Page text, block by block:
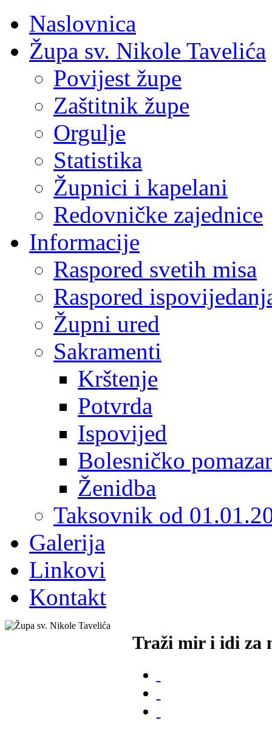
Naslovnica
Župa sv. Nikole Tavelića
Povijest župe
Zaštitnik župe
Orgulje
Statistika
Župnici i kapelani
Redovničke zajednice
Informacije
Raspored svetih misa
Raspored
Župni ured
Sakramenti
Krštenje
Potvrda
Ispovijed
Bolesničko
Ženidba
Taksovnik od
Galerija
Linkovi
Kontakt
Traži mir i idi za